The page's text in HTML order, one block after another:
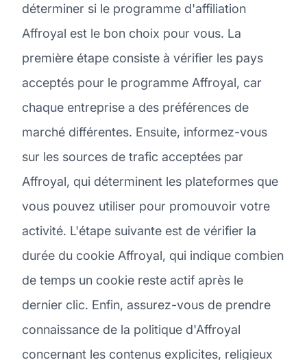
déterminer si le programme d'affiliation
Affroyal est le bon choix pour vous. La
première étape consiste à vérifier les pays
acceptés pour le programme Affroyal, car
chaque entreprise a des préférences de
marché différentes. Ensuite, informez-vous
sur les sources de trafic acceptées par
Affroyal, qui déterminent les plateformes que
vous pouvez utiliser pour promouvoir votre
activité. L'étape suivante est de vérifier la
durée du cookie Affroyal, qui indique combien
de temps un cookie reste actif après le
dernier clic. Enfin, assurez-vous de prendre
connaissance de la politique d'Affroyal
concernant les contenus explicites, religieux